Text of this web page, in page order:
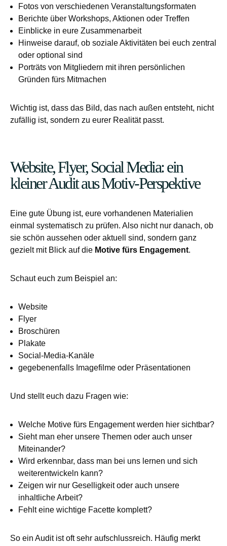
Fotos von verschiedenen Veranstaltungsformaten
Berichte über Workshops, Aktionen oder Treffen
Einblicke in eure Zusammenarbeit
Hinweise darauf, ob soziale Aktivitäten bei euch zentral
oder optional sind
Porträts von Mitgliedern mit ihren persönlichen
Gründen fürs Mitmachen
Wichtig ist, dass das Bild, das nach außen entsteht, nicht
zufällig ist, sondern zu eurer Realität passt.
Website, Flyer, Social Media: ein
kleiner Audit aus Motiv-Perspektive
Eine gute Übung ist, eure vorhandenen Materialien
einmal systematisch zu prüfen. Also nicht nur danach, ob
sie schön aussehen oder aktuell sind, sondern ganz
gezielt mit Blick auf die Motive fürs Engagement.
Schaut euch zum Beispiel an:
Website
Flyer
Broschüren
Plakate
Social-Media-Kanäle
gegebenenfalls Imagefilme oder Präsentationen
Und stellt euch dazu Fragen wie:
Welche Motive fürs Engagement werden hier sichtbar?
Sieht man eher unsere Themen oder auch unser
Miteinander?
Wird erkennbar, dass man bei uns lernen und sich
weiterentwickeln kann?
Zeigen wir nur Geselligkeit oder auch unsere
inhaltliche Arbeit?
Fehlt eine wichtige Facette komplett?
So ein Audit ist oft sehr aufschlussreich. Häufig merkt